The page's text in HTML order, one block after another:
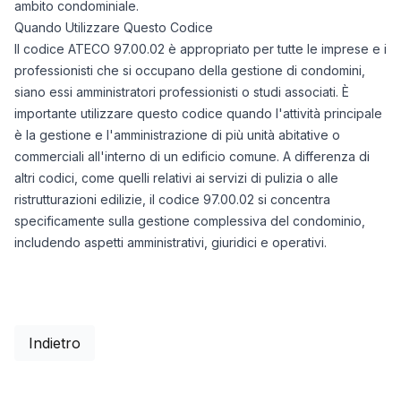
ambito condominiale.
Quando Utilizzare Questo Codice
Il codice ATECO 97.00.02 è appropriato per tutte le imprese e i
professionisti che si occupano della gestione di condomini,
siano essi amministratori professionisti o studi associati. È
importante utilizzare questo codice quando l'attività principale
è la gestione e l'amministrazione di più unità abitative o
commerciali all'interno di un edificio comune. A differenza di
altri codici, come quelli relativi ai servizi di pulizia o alle
ristrutturazioni edilizie, il codice 97.00.02 si concentra
specificamente sulla gestione complessiva del condominio,
includendo aspetti amministrativi, giuridici e operativi.
Indietro